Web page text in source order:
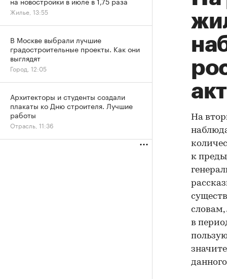
На
к
словам,
в
Жилье, 13:55
В Москве выбрали лучшие
градостроительные проекты. Как они
выглядят
Город, 12:05
Архитекторы и студенты создали
плакаты ко Дню строителя. Лучшие
работы
Отрасль, 11:36